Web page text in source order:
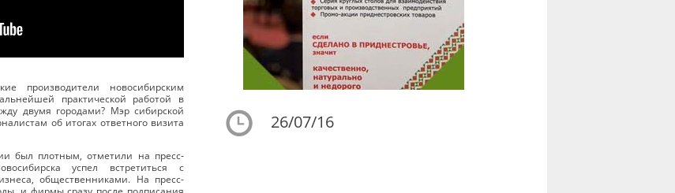
производители новосибирским
практической работой в
двумя городами? Мэр сибирской
об итогах ответного визита
был плотным, отметили на пресс-
успел встретиться с
общественниками. На пресс-
26/07/16